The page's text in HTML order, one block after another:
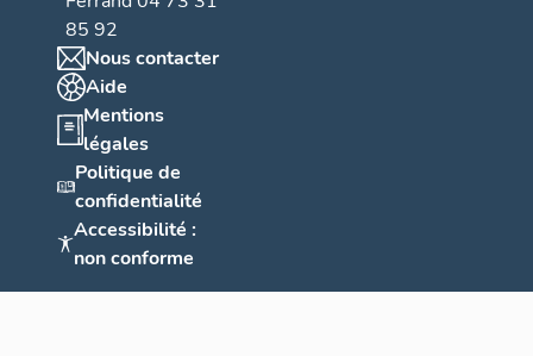
85 92
Nous contacter
Aide
Mentions
légales
Politique de
confidentialité
Accessibilité :
non conforme